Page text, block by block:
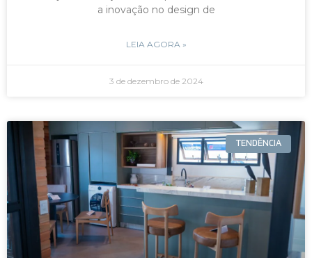
a inovação no design de
LEIA AGORA »
3 de dezembro de 2024
TENDÊNCIA